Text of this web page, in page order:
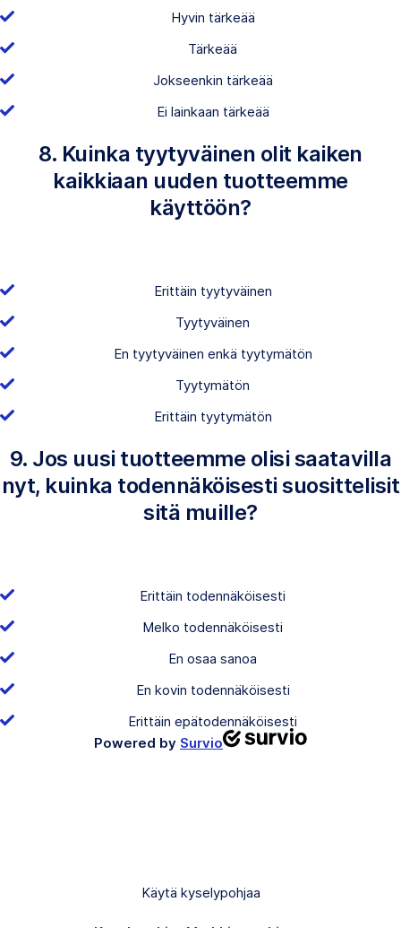
Hyvin tärkeää
Tärkeää
Jokseenkin tärkeää
Ei lainkaan tärkeää
8. Kuinka tyytyväinen olit kaiken
kaikkiaan uuden tuotteemme
käyttöön?
Erittäin tyytyväinen
Tyytyväinen
En tyytyväinen enkä tyytymätön
Tyytymätön
Erittäin tyytymätön
9. Jos uusi tuotteemme olisi saatavilla
nyt, kuinka todennäköisesti suosittelisit
sitä muille?
Erittäin todennäköisesti
Melko todennäköisesti
En osaa sanoa
En kovin todennäköisesti
Erittäin epätodennäköisesti
Powered by Survio
Käytä kyselypohjaa